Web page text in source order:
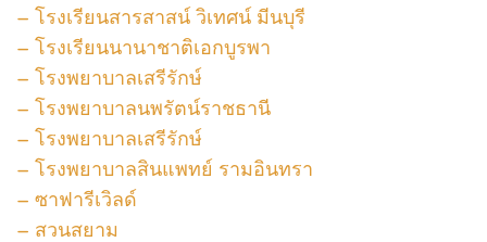
– โรงเรียนสารสาสน์ วิเทศน์ มีนบุรี
– โรงเรียนนานาชาติเอกบูรพา
– โรงพยาบาลเสรีรักษ์
– โรงพยาบาลนพรัตน์ราชธานี
– โรงพยาบาลเสรีรักษ์
– โรงพยาบาลสินแพทย์ รามอินทรา
– ซาฟารีเวิลด์
– สวนสยาม